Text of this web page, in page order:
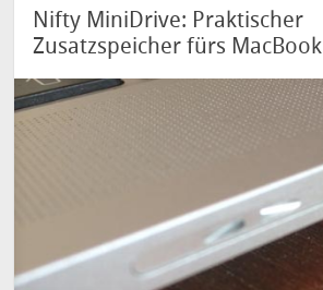
Nifty MiniDrive: Praktischer
Zusatzspeicher fürs MacBook